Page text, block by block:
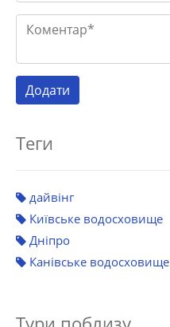
Теги
дайвінг
Київське водосховище
Дніпро
Канівське водосховище